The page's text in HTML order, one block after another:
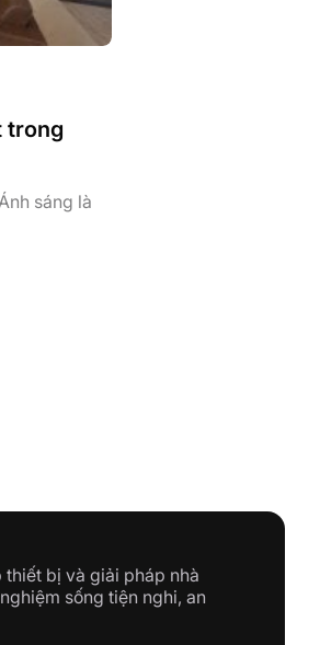
trong
sáng là
bị và giải pháp nhà
sống tiện nghi, an